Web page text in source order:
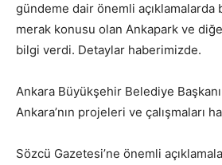
gündeme dair önemli açıklamalarda
merak konusu olan Ankapark ve
bilgi verdi. Detaylar haberimizde.
Ankara Büyükşehir Belediye
Ankara’nın projeleri ve çalışmaları
Sözcü Gazetesi’ne önemli